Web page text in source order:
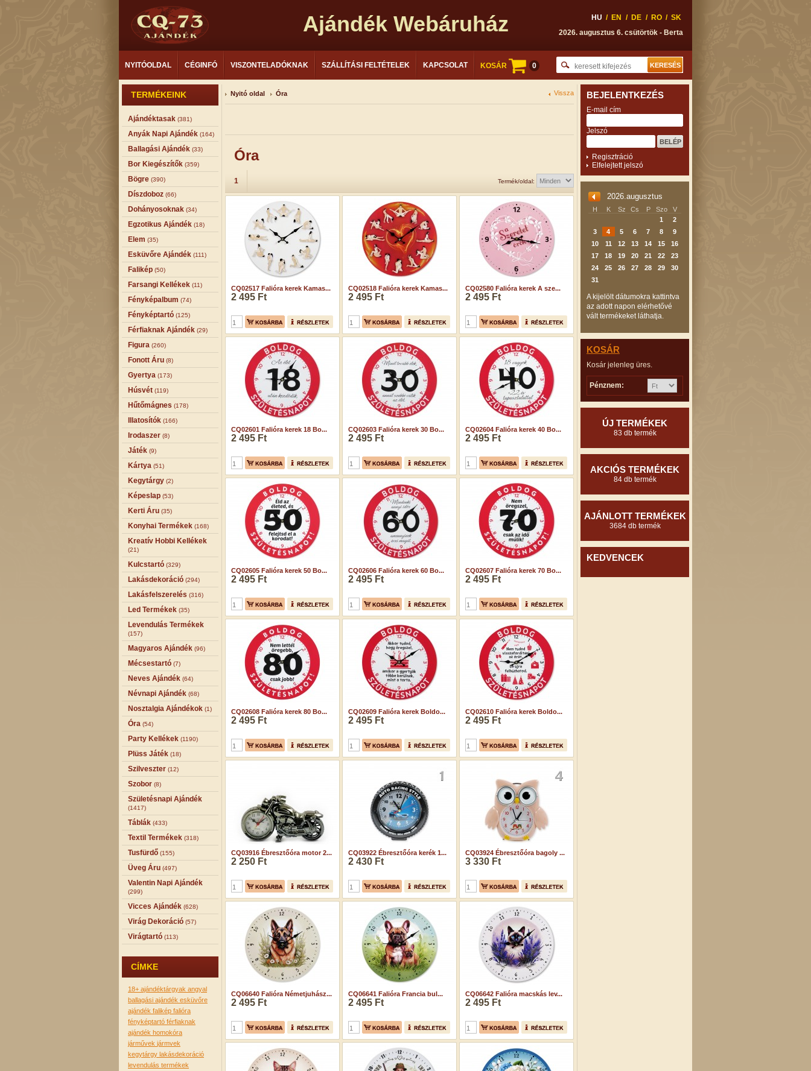
Ajándék Webáruház HU / EN / DE / RO / SK
2026. augusztus 6. csütörtök - Berta
NYITÓOLDAL CÉGINFÓ VISZONTELADÓKNAK SZÁLLÍTÁSI FELTÉTELEK KAPCSOLAT KOSÁR 0
TERMÉKEINK
Ajándéktasak (381)
Anyák Napi Ajándék (164)
Ballagási Ajándék (33)
Bor Kiegészítők (359)
Bögre (390)
Díszdoboz (66)
Dohányosoknak (34)
Egzotikus Ajándék (18)
Elem (35)
Esküvőre Ajándék (111)
Falikép (50)
Farsangi Kellékek (11)
Fényképalbum (74)
Fényképtartó (125)
Férfiaknak Ajándék (29)
Figura (260)
Fonott Áru (8)
Gyertya (173)
Húsvét (119)
Hűtőmágnes (178)
Illatosítók (166)
Irodaszer (8)
Játék (9)
Kártya (51)
Kegytárgy (2)
Képeslap (53)
Kerti Áru (35)
Konyhai Termékek (168)
Kreatív Hobbi Kellékek
(21)
Kulcstartó (329)
Lakásdekoráció (294)
Lakásfelszerelés (316)
Led Termékek (35)
Levendulás Termékek
(157)
Magyaros Ajándék (96)
Mécsestartó (7)
Neves Ajándék (64)
Névnapi Ajándék (68)
Nosztalgia Ajándékok (1)
Óra (54)
Party Kellékek (1190)
Plüss Játék (18)
Szilveszter (12)
Szobor (8)
Születésnapi Ajándék
(1417)
Táblák (433)
Textil Termékek (318)
Tusfürdő (155)
Üveg Áru (497)
Valentin Napi Ajándék
(299)
Vicces Ajándék (628)
Virág Dekoráció (57)
Virágtartó (113)
CÍMKE
18+ ajándéktárgyak angyal
ballagási ajándék esküvőre
ajándék falikép falióra
fényképtartó férfiaknak
ajándék homokóra
járművek jármvek
kegytárgy lakásdekoráció
levendulás termékek
Nyitó oldal Óra Vissza
Óra
1 Termék/oldal:
CQ02517 Falióra kerek Kamas...
2 495 Ft
CQ02518 Falióra kerek Kamas...
2 495 Ft
CQ02580 Falióra kerek A sze...
2 495 Ft
CQ02601 Falióra kerek 18 Bo...
2 495 Ft
CQ02603 Falióra kerek 30 Bo...
2 495 Ft
CQ02604 Falióra kerek 40 Bo...
2 495 Ft
CQ02605 Falióra kerek 50 Bo...
2 495 Ft
CQ02606 Falióra kerek 60 Bo...
2 495 Ft
CQ02607 Falióra kerek 70 Bo...
2 495 Ft
CQ02608 Falióra kerek 80 Bo...
2 495 Ft
CQ02609 Falióra kerek Boldo...
2 495 Ft
CQ02610 Falióra kerek Boldo...
2 495 Ft
CQ03916 Ébresztőóra motor 2...
2 250 Ft
CQ03922 Ébresztőóra kerék 1...
2 430 Ft
CQ03924 Ébresztőóra bagoly ...
3 330 Ft
CQ06640 Falióra Németjuhász...
2 495 Ft
CQ06641 Falióra Francia bul...
2 495 Ft
CQ06642 Falióra macskás lev...
2 495 Ft
BEJELENTKEZÉS
E-mail cím
Jelszó
Regisztráció
Elfelejtett jelszó
2026.augusztus
H K Sz Cs P Szo
V
1
2
3
4 5 6 7 8
9
10
11 12 13 14 15
16
17
18 19 20 21 22
23
24
25 26 27 28 29
30
31
A kijelölt dátumokra kattintva
az adott napon elérhetővé
vált termékeket láthatja.
KOSÁR
Kosár jelenleg üres.
Pénznem:
ÚJ TERMÉKEK
83 db termék
AKCIÓS TERMÉKEK
84 db termék
AJÁNLOTT TERMÉKEK
3684 db termék
KEDVENCEK